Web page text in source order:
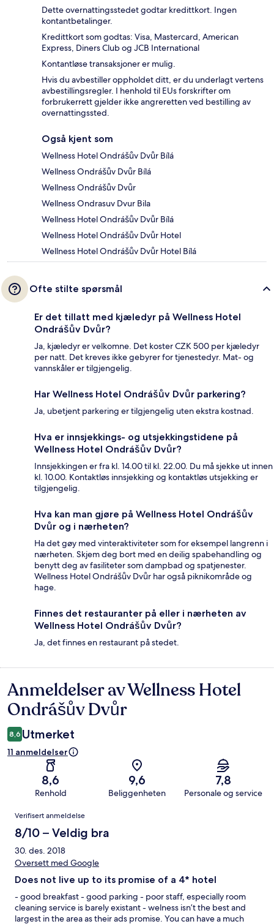
Dette overnattingsstedet godtar kredittkort. Ingen
kontantbetalinger.
Kredittkort som godtas: Visa, Mastercard, American
Express, Diners Club og JCB International
Kontantløse transaksjoner er mulig.
Hvis du avbestiller oppholdet ditt, er du underlagt vertens
avbestillingsregler. I henhold til EUs forskrifter om
forbrukerrett gjelder ikke angreretten ved bestilling av
overnattingssted.
Også kjent som
Wellness Hotel Ondrášův Dvůr Bílá
Wellness Ondrášův Dvůr Bílá
Wellness Ondrášův Dvůr
Wellness Ondrasuv Dvur Bila
Wellness Hotel Ondrášův Dvůr Bílá
Wellness Hotel Ondrášův Dvůr Hotel
Wellness Hotel Ondrášův Dvůr Hotel Bílá
Ofte stilte spørsmål
Er det tillatt med kjæledyr på Wellness Hotel
Ondrášův Dvůr?
Ja, kjæledyr er velkomne. Det koster CZK 500 per kjæledyr
per natt. Det kreves ikke gebyrer for tjenestedyr. Mat- og
vannskåler er tilgjengelig.
Har Wellness Hotel Ondrášův Dvůr parkering?
Ja, ubetjent parkering er tilgjengelig uten ekstra kostnad.
Hva er innsjekkings- og utsjekkingstidene på
Wellness Hotel Ondrášův Dvůr?
Innsjekkingen er fra kl. 14.00 til kl. 22.00. Du må sjekke ut innen
kl. 10.00. Kontaktløs innsjekking og kontaktløs utsjekking er
tilgjengelig.
Hva kan man gjøre på Wellness Hotel Ondrášův
Dvůr og i nærheten?
Ha det gøy med vinteraktiviteter som for eksempel langrenn i
nærheten. Skjem deg bort med en deilig spabehandling og
benytt deg av fasiliteter som dampbad og spatjenester.
Wellness Hotel Ondrášův Dvůr har også piknikområde og
hage.
Finnes det restauranter på eller i nærheten av
Wellness Hotel Ondrášův Dvůr?
Ja, det finnes en restaurant på stedet.
Anmeldelser
Anmeldelser av Wellness Hotel
Ondrášův Dvůr
8,6 Utmerket
11 anmeldelser
8,6
Renhold
9,6
Beliggenheten
7,8
Personale og service
Anmeldelser
Verifisert anmeldelse
8/10 – Veldig bra
30. des. 2018
Oversett med Google
Does not live up to its promise of a 4* hotel
- good breakfast - good parking - poor staff, especially room
cleaning service is barely existant - welness isn’t the best and
largest in the area as their ads promise. You can have a much